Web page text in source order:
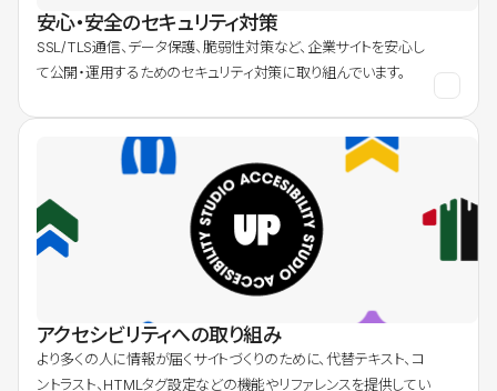
安心・安全のセキュリティ対策
SSL/TLS通信、データ保護、脆弱性対策など、企業サイトを安心し
て公開・運用するためのセキュリティ対策に取り組んでいます。
アクセシビリティへの取り組み
より多くの人に情報が届くサイトづくりのために、代替テキスト、コ
ントラスト、HTMLタグ設定などの機能やリファレンスを提供してい